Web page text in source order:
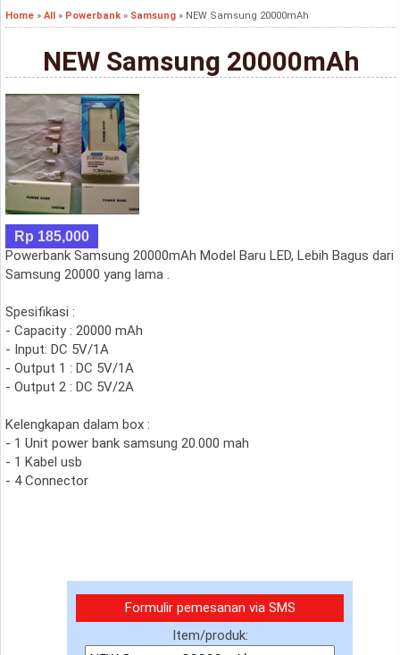
Home » All » Powerbank » Samsung » NEW Samsung 20000mAh
NEW Samsung 20000mAh
Rp 185,000
Powerbank Samsung 20000mAh Model Baru LED, Lebih Bagus dari
Samsung 20000 yang lama .
Spesifikasi :
- Capacity : 20000 mAh
- Input: DC 5V/1A
- Output 1 : DC 5V/1A
- Output 2 : DC 5V/2A
Kelengkapan dalam box :
- 1 Unit power bank samsung 20.000 mah
- 1 Kabel usb
- 4 Connector
Formulir pemesanan via SMS
Item/produk: